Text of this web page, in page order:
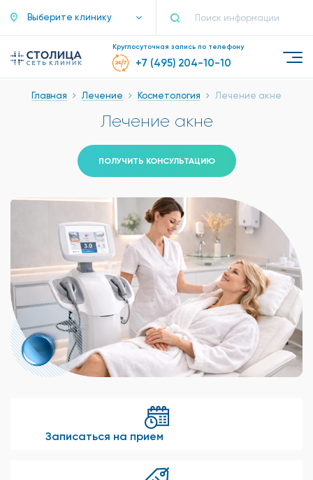
Выберите клинику
Круглосуточная запись по телефону
+7 (495) 204-10-10
Главная Лечение Косметология Лечение акне
Лечение акне
ПОЛУЧИТЬ КОНСУЛЬТАЦИЮ
Записаться на прием